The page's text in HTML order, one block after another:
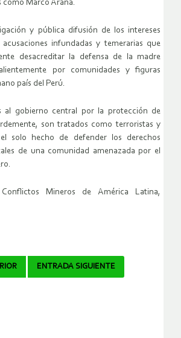
como Marco Arana.
y pública difusión de los intereses
infundadas y temerarias que
desacreditar la defensa de la madre
por comunidades y figuras
país del Perú.
al gobierno central por la protección de
son tratados como terroristas y
solo hecho de defender los derechos
de una comunidad amenazada por el
Mineros de América Latina,
ENTRADA SIGUIENTE